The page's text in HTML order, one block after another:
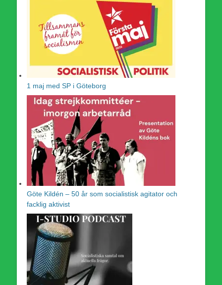
1 maj med SP i Göteborg
Göte Kildén – 50 år som socialistisk agitator och
facklig aktivist